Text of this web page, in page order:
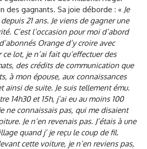
des gagnants. Sa joie déborde : « Je
21 ans. Je viens de gagner une
C’est l’occasion pour moi d’abord
Orange d’y croire avec
lot, je n’ai fait qu’effectuer des
des crédits de communication que
à mon épouse, aux connaissances
ainsi de suite. Je suis tellement ému.
14h30 et 15h, j’ai eu au moins 100
ne connaissais pas, qui me disaient
Je n’en revenais pas. J’étais à une
quand j’ je reçu le coup de fil.
cette voiture, je n’en reviens pas,